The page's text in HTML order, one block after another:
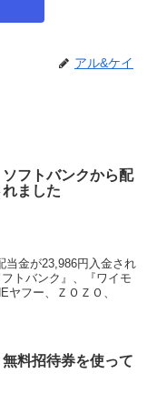
アル&ケイ
ソフトバンクから配
ました
金が23,986円入金され
トバンク』、『ワイモ
ヤフー、ＺＯＺＯ、
無料招待券を使って